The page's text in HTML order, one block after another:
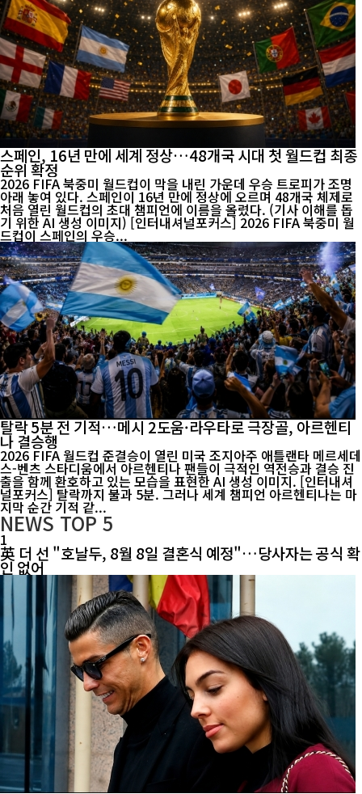
스페인, 16년 만에 세계 정상…48개국 시대 첫 월드컵 최종
순위 확정
2026 FIFA 북중미 월드컵이 막을 내린 가운데 우승 트로피가 조명
아래 놓여 있다. 스페인이 16년 만에 정상에 오르며 48개국 체제로
처음 열린 월드컵의 초대 챔피언에 이름을 올렸다. (기사 이해를 돕
기 위한 AI 생성 이미지) [인터내셔널포커스] 2026 FIFA 북중미 월
드컵이 스페인의 우승...
탈락 5분 전 기적…메시 2도움·라우타로 극장골, 아르헨티
나 결승행
2026 FIFA 월드컵 준결승이 열린 미국 조지아주 애틀랜타 메르세데
스-벤츠 스타디움에서 아르헨티나 팬들이 극적인 역전승과 결승 진
출을 함께 환호하고 있는 모습을 표현한 AI 생성 이미지. [인터내셔
널포커스] 탈락까지 불과 5분. 그러나 세계 챔피언 아르헨티나는 마
지막 순간 기적 같...
NEWS TOP 5
1
英 더 선 "호날두, 8월 8일 결혼식 예정"…당사자는 공식 확
인 없어